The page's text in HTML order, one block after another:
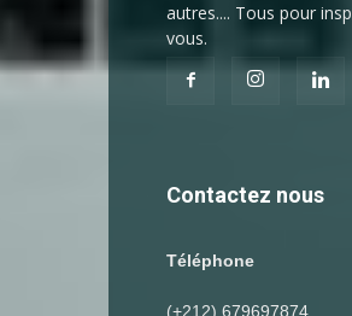
autres.... Tous pour
vous.
Contactez nous
Téléphone
(+212) 679697874